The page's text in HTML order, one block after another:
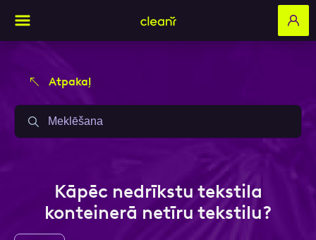
Atpakaļ
Kāpēc nedrīkstu tekstila
konteinerā netīru tekstilu?
Aizpildi pieteikuma formu un mēs ar tevi
sazināsimies
E-pasts
Aizpildi pieteikuma formu un mēs ar tevi
sazināsimies
E-pasts